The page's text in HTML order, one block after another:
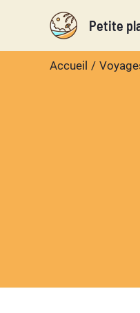
contenu
Petite
Accueil